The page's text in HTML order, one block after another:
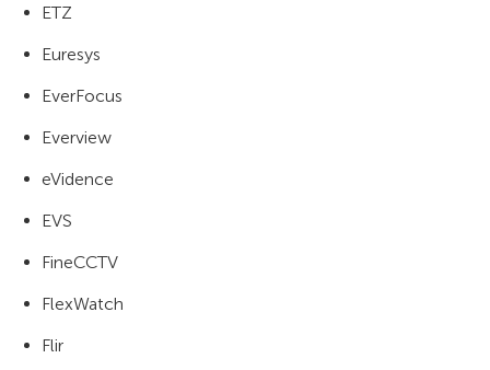
ETZ
Euresys
EverFocus
Everview
eVidence
EVS
FineCCTV
FlexWatch
Flir